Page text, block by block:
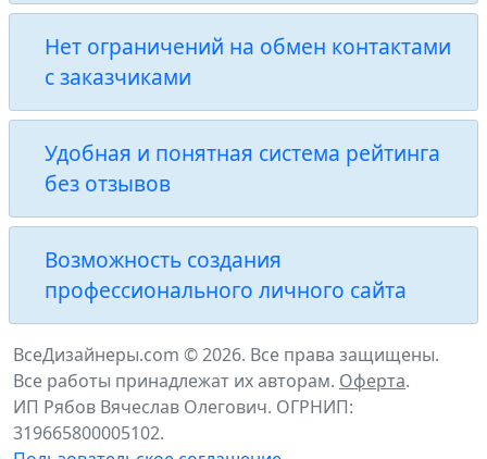
Нет ограничений на обмен контактами
с заказчиками
Удобная и понятная система рейтинга
без отзывов
Возможность создания
профессионального личного сайта
ВсеДизайнеры.com © 2026. Все права защищены.
Все работы принадлежат их авторам. Оферта.
ИП Рябов Вячеслав Олегович. ОГРНИП:
319665800005102.